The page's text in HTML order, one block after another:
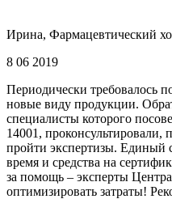
Ирина, Фармацевтический
8 06 2019
Периодически требовалось
новые виду продукции.
специалисты которого
14001, проконсультировали,
пройти экспертизы. Единый
время и средства на
за помощь – эксперты
оптимизировать затраты!